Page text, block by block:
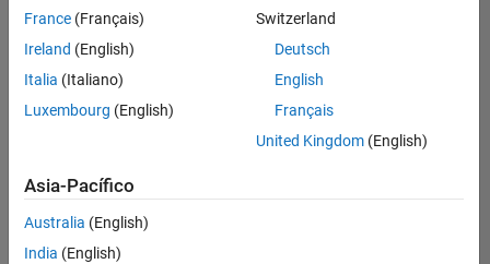
los
empleos.
Busque
por
ubicación
todos
empleos
en su
France (Français)
Ireland (English)
Italia (Italiano)
Luxembourg (English)
Switzerland
Deutsch
English
Français
United Kingdom(English)
Asia-Pacífico
Australia (English)
India (English)